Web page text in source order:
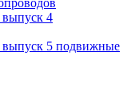
4
5 подвижные